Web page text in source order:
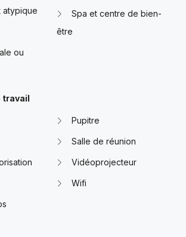
atypique
ou
Spa et centre de bien-
être
travail
Pupitre
Salle de réunion
Vidéoprojecteur
Wifi